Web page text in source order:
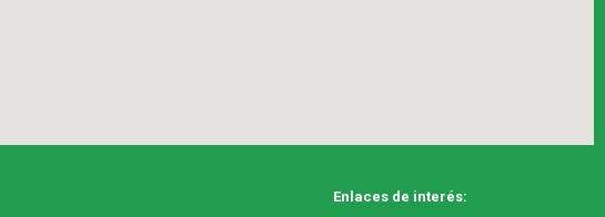
Enlaces de interés: